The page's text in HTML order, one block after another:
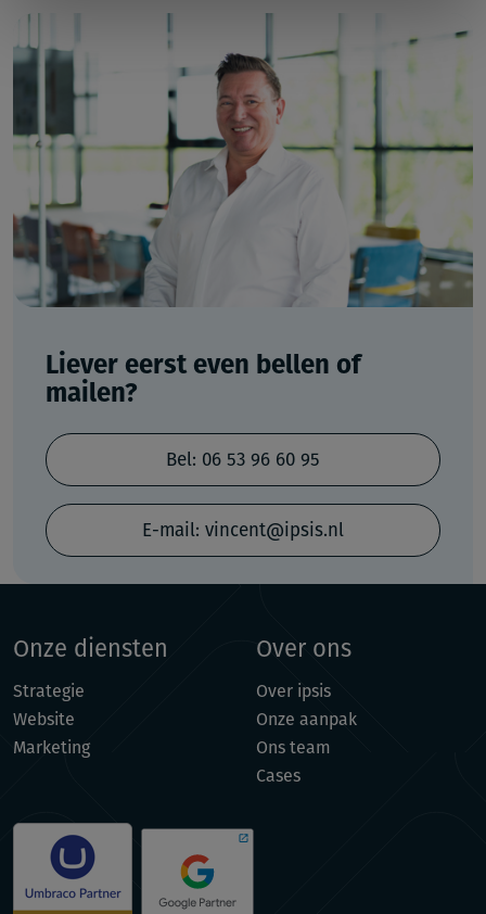
Liever eerst even bellen of
mailen?
Bel: 06 53 96 60 95
E-mail: vincent@ipsis.nl
Onze diensten
Strategie
Website
Marketing
Over ons
Over ipsis
Onze aanpak
Ons team
Cases